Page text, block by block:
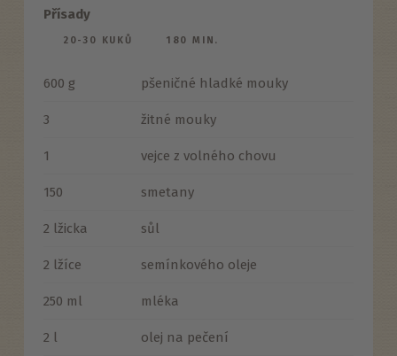
Přísady
20-30 KUKŮ 180 MIN.
600 g pšeničné hladké mouky
3 žitné mouky
1 vejce z volného chovu
150 smetany
2 lžicka sůl
2 lžíce semínkového oleje
250 ml mléka
2 l olej na pečení